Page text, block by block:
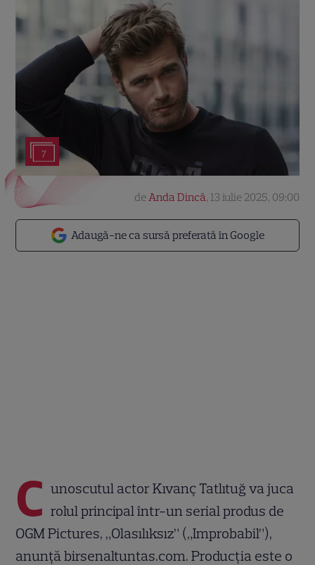
7
Adaugă-ne ca sursă preferată în Google
deAnda Dincă, 13 iulie 2025, 09:00
C unoscutul actor Kıvanç Tatlıtuğ va juca
rolul principal într-un serial produs de
OGM Pictures, „Olasılıksız” („Improbabil”),
anunță birsenaltuntas.com. Producția este o